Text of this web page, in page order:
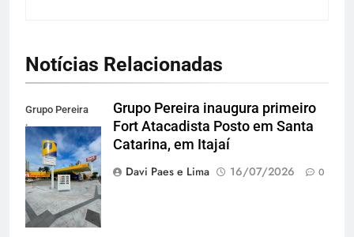
Notícias Relacionadas
Grupo Pereira
inaugura o
primeiro Posto
Fort Atacadista
em SC, em Itajaí
Grupo Pereira inaugura primeiro
Fort Atacadista Posto em Santa
Catarina, em Itajaí
Davi Paes e Lima
16/07/2026 0